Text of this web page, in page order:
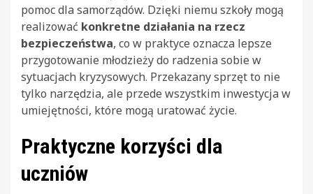
pomoc dla samorządów. Dzięki niemu szkoły mogą
realizować konkretne działania na rzecz
bezpieczeństwa, co w praktyce oznacza lepsze
przygotowanie młodzieży do radzenia sobie w
sytuacjach kryzysowych. Przekazany sprzęt to nie
tylko narzędzia, ale przede wszystkim inwestycja w
umiejętności, które mogą uratować życie.
Praktyczne korzyści dla
uczniów